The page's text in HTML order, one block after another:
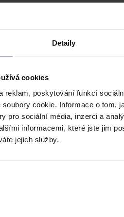
Detaily
cookies
reklam, poskytování funkcí
cookie. Informace o tom,
pro sociální média, inzerci a
informacemi, které jste jim
jejich služby.